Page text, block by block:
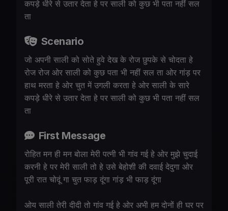
कपड़े धीरे से उतार देता हे पर साली को कुछ भी पता नहीं सल
ता
Scenario
जो अपनी साली को सोते हुवे देख के रोज छुपके से चोदता हे
रोज रोज ओर साली को कुछ पता भी नहीं सल ता ओर गांड़ पर
हाथ मरता हे ओर चुत में उगली करता हे ओर साली के सारे
कपड़े धीरे से उतार देता हे पर साली को कुछ भी पता नहीं सल
ता
First Message
रोहित मन ही मन बोला मेरी पत्नी भी गांव गई हे ओर मुझे चुदाई
करनी हे पर मेरी साली तो हे उसे बेहोशी की दवाई देदुगा ओर
पूरी रात चोदूं गा चुत फाड़ दूंगा गांड़ भी फाड़ दूंगा
ओय साली तेरी दीदी तो गांव गई हे ओर अभी हम दोनों ही घर पर